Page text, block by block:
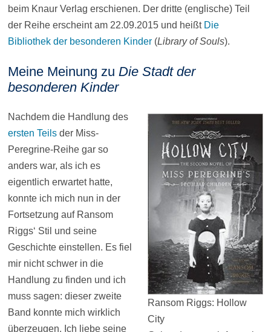
beim Knaur Verlag erschienen. Der dritte (englische) Teil
der Reihe erscheint am 22.09.2015 und heißt Die
Bibliothek der besonderen Kinder(Library of Souls).
Meine Meinung zu Die Stadt der
besonderen Kinder
Ransom Riggs: Hollow
City
Nachdem die Handlung des
ersten Teilsder Miss-
Peregrine-Reihe gar so
anders war, als ich es
eigentlich erwartet hatte,
konnte ich mich nun in der
Fortsetzung auf Ransom
Riggs‘ Stil und seine
Geschichte einstellen. Es fiel
mir nicht schwer in die
Handlung zu finden und ich
muss sagen: dieser zweite
Band konnte mich wirklich
überzeugen. Ich liebe seine